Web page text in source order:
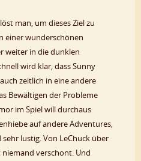
man, um dieses Ziel zu
einer wunderschönen
weiter in die dunklen
wird klar, dass Sunny
zeitlich in eine andere
Bewältigen der Probleme
im Spiel will durchaus
auf andere Adventures,
lustig. Von LeChuck über
verschont. Und